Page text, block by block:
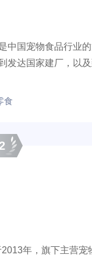
中国宠物食品行业
发达国家建厂，以
食
年，旗下主营